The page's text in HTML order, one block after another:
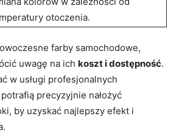
otoczenia.
farby samochodowe,
uwagę na ich koszt i dostępność.
w usługi profesjonalnych
precyzyjnie nałożyć
by uzyskać najlepszy efekt i